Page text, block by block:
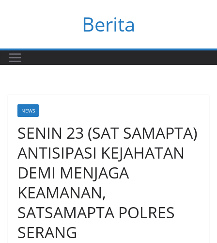
Berita
NEWS
SENIN 23 (SAT SAMAPTA)
ANTISIPASI KEJAHATAN
DEMI MENJAGA
KEAMANAN,
SATSAMAPTA POLRES
SERANG